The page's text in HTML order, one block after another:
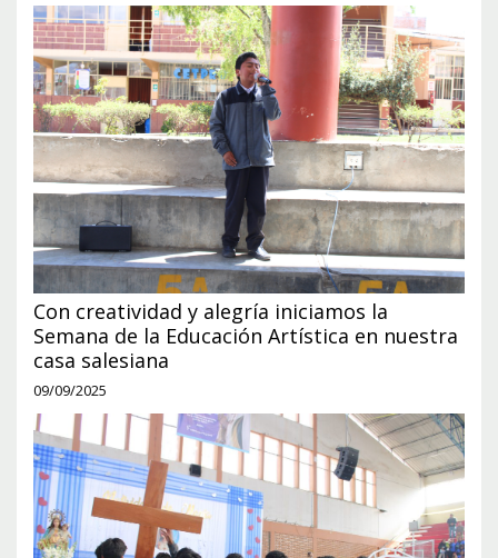
Con creatividad y alegría iniciamos la
Semana de la Educación Artística en nuestra
casa salesiana
09/09/2025